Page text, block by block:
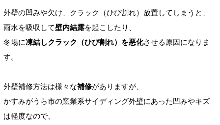
外壁の凹みや欠け、クラック（ひび割れ）放置してしまうと、
雨水を吸収して壁内結露を起こしたり、
冬場に凍結しクラック（ひび割れ）を悪化させる原因になりま
す。
外壁補修方法は様々な補修がありますが、
かすみがうら市の窯業系サイディング外壁にあった凹みやキズ
は軽度なので、